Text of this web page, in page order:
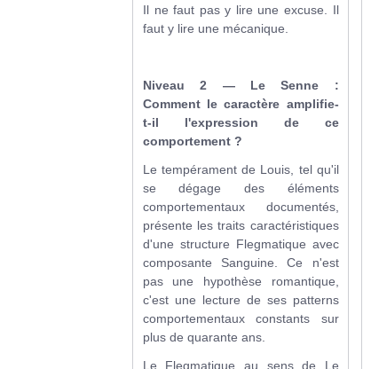
Il ne faut pas y lire une excuse. Il
faut y lire une mécanique.
Niveau 2 — Le Senne :
Comment le caractère amplifie-
t-il l'expression de ce
comportement ?
Le tempérament de Louis, tel qu'il
se dégage des éléments
comportementaux documentés,
présente les traits caractéristiques
d'une structure Flegmatique avec
composante Sanguine. Ce n'est
pas une hypothèse romantique,
c'est une lecture de ses patterns
comportementaux constants sur
plus de quarante ans.
Le Flegmatique au sens de Le